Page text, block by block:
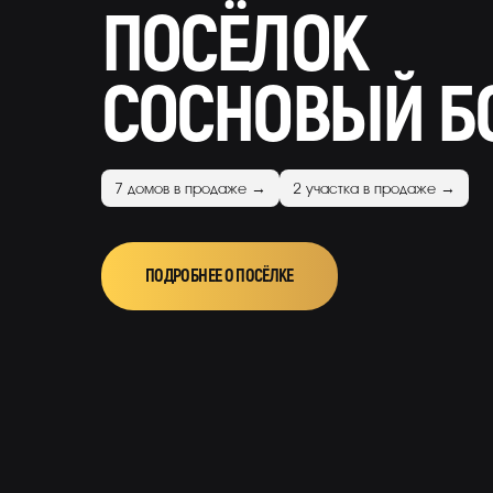
ПОСЁЛОК
СОСНОВЫЙ
7 домов в продаже → 2 участка в продаже →
ПОДРОБНЕЕ О ПОСЁЛКЕ